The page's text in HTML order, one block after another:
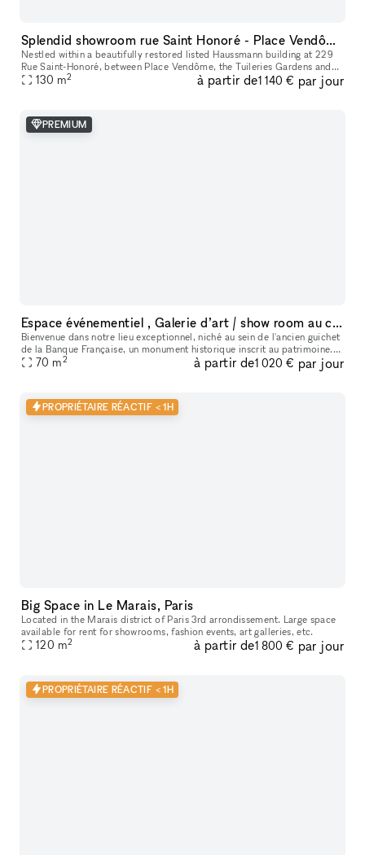
Splendid showroom rue Saint Honoré - Place Vendôme, in the heart of Paris fashion & culture district.
Nestled within a beautifully restored listed Haussmann building at 229
Rue Saint-Honoré, between Place Vendôme, the Tuileries Gardens and
the Louvre, 229LAB offers one of Paris' most prestigious addr
130 m2 à partir de1 140 € par jour
PREMIUM
Espace événementiel , Galerie d’art / show room au cœur de Paris
Bienvenue dans notre lieu exceptionnel, niché au sein de l'ancien guichet
de la Banque Française, un monument historique inscrit au patrimoine.
Cet espace polyvalent offre une variété d'options pour
70 m2 à partir de1 020 € par jour
PROPRIÉTAIRE RÉACTIF < 1H
Big Space in Le Marais, Paris
Located in the Marais district of Paris 3rd arrondissement. Large space
available for rent for showrooms, fashion events, art galleries, etc.
120 m2 à partir de1 800 € par jour
PROPRIÉTAIRE RÉACTIF < 1H